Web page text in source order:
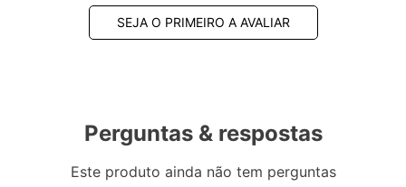
SEJA O PRIMEIRO A AVALIAR
Perguntas & respostas
Este produto ainda não tem perguntas